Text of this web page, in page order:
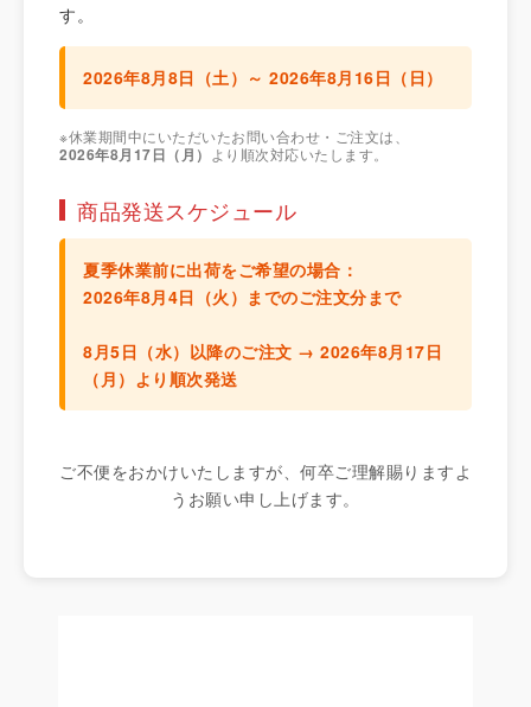
す。
2026年8月8日（土）～ 2026年8月16日（日）
※休業期間中にいただいたお問い合わせ・ご注文は、
2026年8月17日（月） より順次対応いたします。
商品発送スケジュール
夏季休業前に出荷をご希望の場合：
2026年8月4日（火）までのご注文分まで
8月5日（水）以降のご注文 → 2026年8月17日
（月）より順次発送
ご不便をおかけいたしますが、何卒ご理解賜りますよ
うお願い申し上げます。